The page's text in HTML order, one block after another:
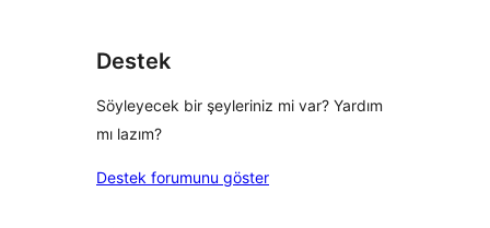
Destek
Söyleyecek bir şeyleriniz mi var? Yardım
mı lazım?
Destek forumunu göster